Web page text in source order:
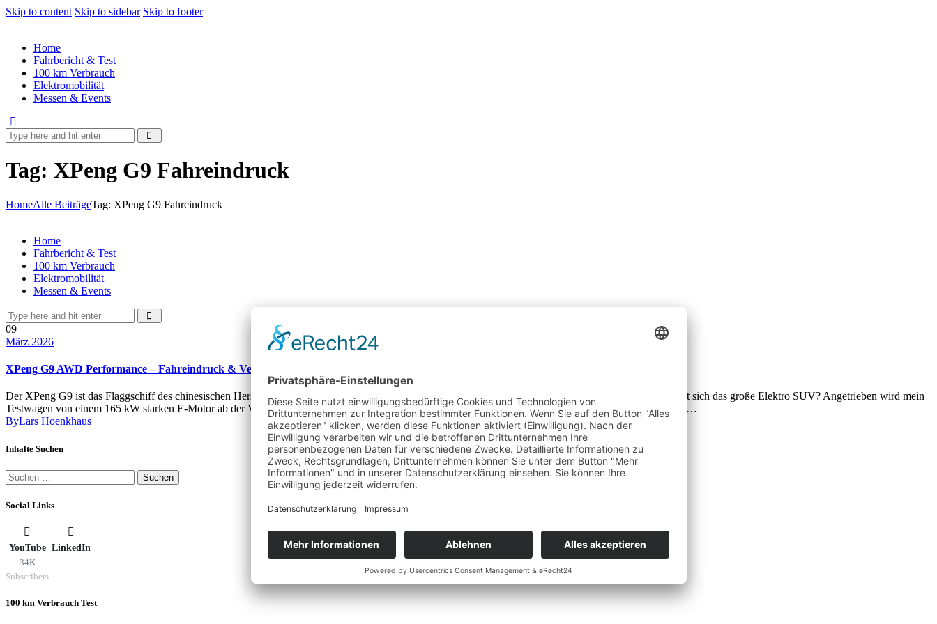
Skip to content Skip to sidebar Skip to footer
Home
Fahrbericht & Test
100 km Verbrauch
Elektromobilität
Messen & Events
Tag: XPeng G9 Fahreindruck
HomeAlle BeiträgeTag: XPeng G9 Fahreindruck
Home
Fahrbericht & Test
100 km Verbrauch
Elektromobilität
Messen & Events
09
März 2026
XPeng G9 AWD Performance – Fahreindruck & Verbrauch
Der XPeng G9 ist das Flaggschiff des chinesischen Herstellers und bietet neben viel Platz und Komfort auch eine umfangreiche Ausstattung. Aber wie fährt sich das große Elektro SUV? Angetrieben wird mein
Testwagen von einem 165 kW starken E-Motor ab der Vorder- und einem 258 kW starken Elektromotor an der Hinterachse. Leistung hat er damit mehr als…
ByLars Hoenkhaus
Inhalte Suchen
Suchen
nach:
Social Links
YouTube
34K
Subscribers
LinkedIn
100 km Verbrauch Test